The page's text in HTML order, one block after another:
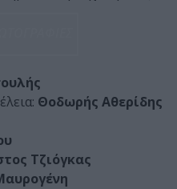
Θοδωρής Αθερίδης
Τζιόγκας